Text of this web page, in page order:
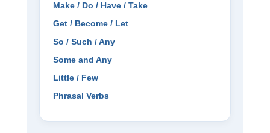
Make / Do / Have / Take
Get / Become / Let
So / Such / Any
Some and Any
Little / Few
Phrasal Verbs